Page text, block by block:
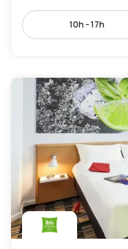
10h - 17h